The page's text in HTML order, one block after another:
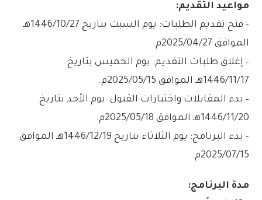
مواعيد التقديم:
– فتح تقديم الطلبات: يوم السبت بتاريخ 1446/10/27هـ
الموافق 2025/04/27م.
– إغلاق طلبات التقديم: يوم الخميس بتاريخ
1446/11/17هـ الموافق 2025/05/15م.
– بدء المقابلات واختبارات القبول: يوم الأحد بتاريخ
1446/11/20هـ الموافق 2025/05/18م.
– بدء البرنامج: يوم الثلاثاء بتاريخ 1446/12/19هـ الموافق
2025/07/15م.
مدة البرنامج: